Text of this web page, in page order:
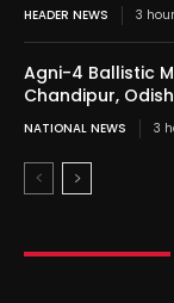
HEADER NEWS 3
Agni-4 Ballistic
Chandipur,
NATIONAL NEWS 3